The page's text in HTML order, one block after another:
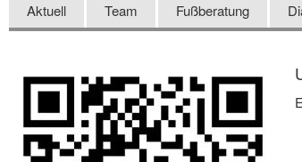
Aktuell Team Fußberatung